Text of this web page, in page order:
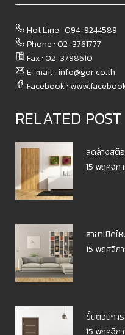
Hot Line : 094-9244589
Phone : 02-3761777
Fax : 02-3798610​
E-mail : info@gor.co.th
Facebook :
RELATED POST
ลดล้างสต๊
15 พฤศจิก
สาขาเปิดใ
15 พฤศจิก
ขั้นตอนกา
15 พฤศจิก